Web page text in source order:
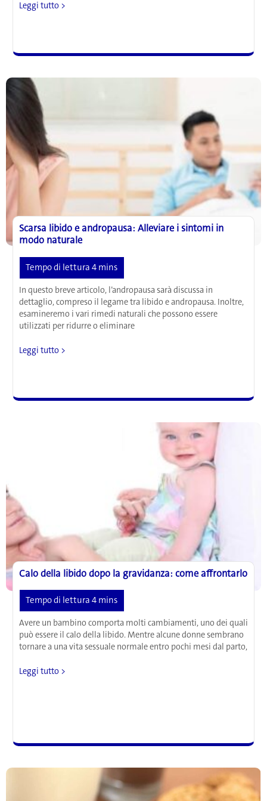
La
negli
aumenta
il
rischio
problemi
alla
prostata
e
altro
ancora
Leggi tutto >
Scarsa libido e andropausa: Alleviare i sintomi in
modo naturale
In questo breve articolo, l’andropausa sarà discussa in
dettaglio, compreso il legame tra libido e andropausa. Inoltre,
esamineremo i vari rimedi naturali che possono essere
utilizzati per ridurre o eliminare
Scarsa
Alleviare
Leggi tutto >
Calo della libido dopo la gravidanza: come affrontarlo
Avere un bambino comporta molti cambiamenti, uno dei quali
può essere il calo della libido. Mentre alcune donne sembrano
tornare a una vita sessuale normale entro pochi mesi dal parto,
Calo
come
Leggi tutto >